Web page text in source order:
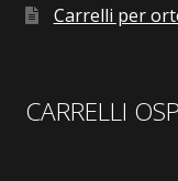
Carrelli per
CARRELLI